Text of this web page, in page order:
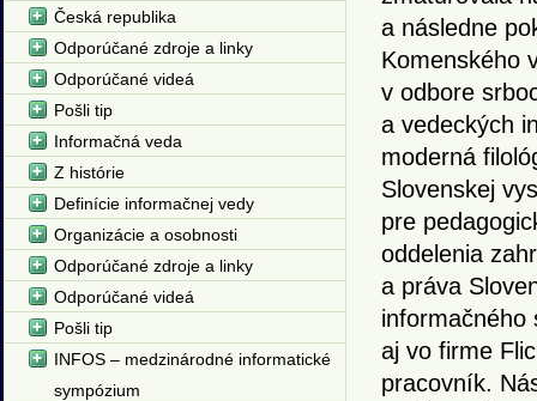
a následne
Komenského
v odbore
a vedeckých
moderná
Slovenskej
pre
oddelenia
a práva
informačného
aj vo firme
pracovník.
Česká republika
Odporúčané zdroje a linky
Odporúčané videá
Pošli tip
Informačná veda
Z histórie
Definície informačnej vedy
Organizácie a osobnosti
Odporúčané zdroje a linky
Odporúčané videá
Pošli tip
INFOS – medzinárodné informatické
sympózium